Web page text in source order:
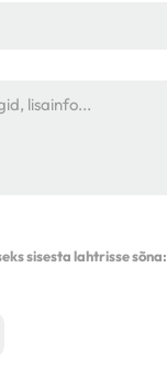
sisesta lahtrisse sõna: